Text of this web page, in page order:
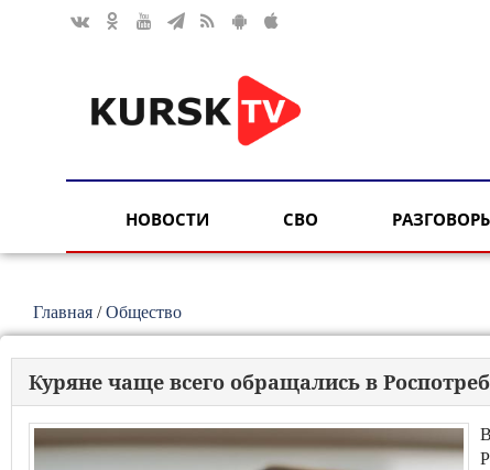
НОВОСТИ СВО
Главная /Общество
Куряне чаще всего обращались в